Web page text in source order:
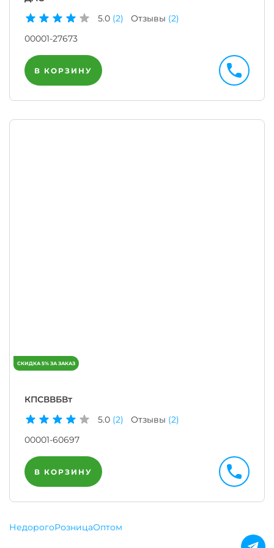
5.0 (2) Отзывы (2)
00001-27673
В КОРЗИНУ
КПСВВБВт
5.0 (2) Отзывы (2)
00001-60697
В КОРЗИНУ
НедорогоРозницаОптом